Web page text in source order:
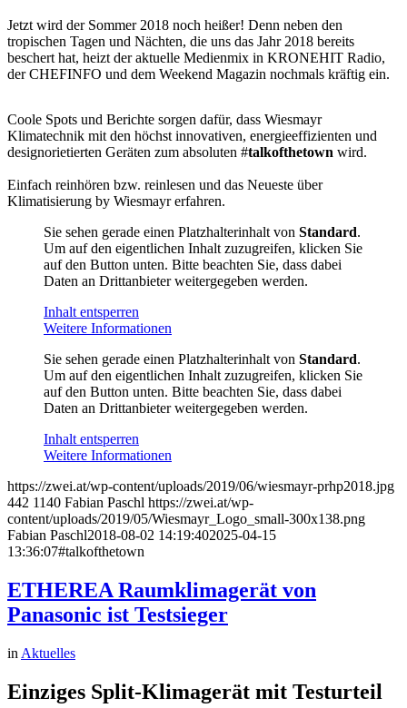
Jetzt wird der Sommer 2018 noch heißer! Denn neben den
tropischen Tagen und Nächten, die uns das Jahr 2018 bereits
beschert hat, heizt der aktuelle Medienmix in KRONEHIT Radio,
der CHEFINFO und dem Weekend Magazin nochmals kräftig ein.
Coole Spots und Berichte sorgen dafür, dass Wiesmayr
Klimatechnik mit den höchst innovativen, energieeffizienten und
designorietierten Geräten zum absoluten #talkofthetown wird.
Einfach reinhören bzw. reinlesen und das Neueste über
Klimatisierung by Wiesmayr erfahren.
Sie sehen gerade einen Platzhalterinhalt von Standard.
Um auf den eigentlichen Inhalt zuzugreifen, klicken Sie
auf den Button unten. Bitte beachten Sie, dass dabei
Daten an Drittanbieter weitergegeben werden.
Inhalt entsperren
Weitere Informationen
Sie sehen gerade einen Platzhalterinhalt von Standard.
Um auf den eigentlichen Inhalt zuzugreifen, klicken Sie
auf den Button unten. Bitte beachten Sie, dass dabei
Daten an Drittanbieter weitergegeben werden.
Inhalt entsperren
Weitere Informationen
https://zwei.at/wp-content/uploads/2019/06/wiesmayr-prhp2018.jpg
442 1140 Fabian Paschl https://zwei.at/wp-
content/uploads/2019/05/Wiesmayr_Logo_small-300x138.png
Fabian Paschl2018-08-02 14:19:402025-04-15
13:36:07#talkofthetown
ETHEREA Raumklimagerät von
Panasonic ist Testsieger
in Aktuelles
Einziges Split-Klimagerät mit Testurteil